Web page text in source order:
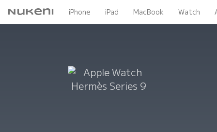
Nukeni iPhone iPad MacBook Watch